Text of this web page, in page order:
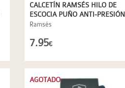
CALCETÍN RAMSÉS HILO DE
ESCOCIA PUÑO ANTI-PRESIÓN
EN NEGRO
Ramsés
7.95€
AGOTADO